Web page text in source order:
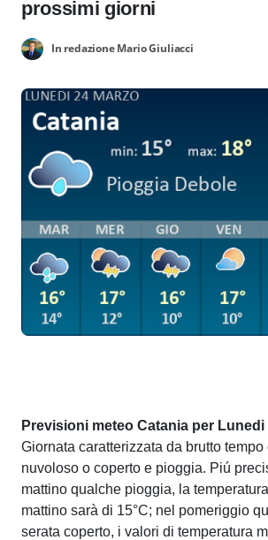
prossimi giorni
In redazione Mario Giuliacci
Previsioni meteo Catania per Lunedi
Giornata caratterizzata da brutto
nuvoloso o coperto e pioggia. Piú
mattino qualche pioggia, la
mattino sarà di 15°C; nel pomeriggio
serata coperto, i valori di temperatura